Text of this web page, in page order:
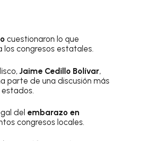
cuestionaron lo que
los congresos estatales.
Jaime Cedillo Bolívar,
parte de una discusión más
del embarazo en
congresos locales.